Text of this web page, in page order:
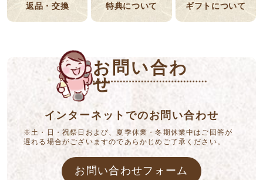
返品・交換 特典について ギフトについて
お問い合わ
せ
インターネットでのお問い合わせ
※土・日・祝祭日および、夏季休業・冬期休業中はご回答が
遅れる場合がございますのであらかじめご了承ください。
お問い合わせフォーム